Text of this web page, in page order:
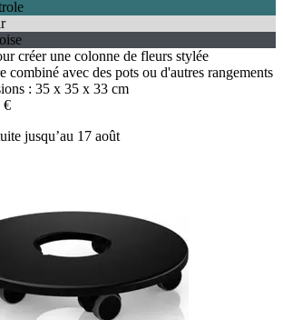
créer une colonne de fleurs stylée
combiné avec des pots ou d'autres rangements
: 35 x 35 x 33 cm
€
jusqu’au 17 août